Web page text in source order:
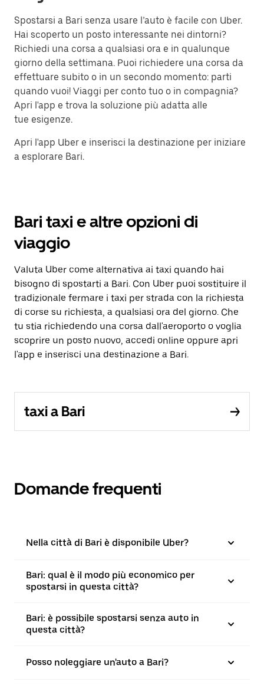
Spostarsi a Bari senza usare l’auto è facile con Uber.
Hai scoperto un posto interessante nei dintorni?
Richiedi una corsa a qualsiasi ora e in qualunque
giorno della settimana. Puoi richiedere una corsa da
effettuare subito o in un secondo momento: parti
quando vuoi! Viaggi per conto tuo o in compagnia?
Apri l'app e trova la soluzione più adatta alle
tue esigenze.
Apri l'app Uber e inserisci la destinazione per iniziare
a esplorare Bari.
Bari taxi e altre opzioni di
viaggio
Valuta Uber come alternativa ai taxi quando hai
bisogno di spostarti a Bari. Con Uber puoi sostituire il
tradizionale fermare i taxi per strada con la richiesta
di corse su richiesta, a qualsiasi ora del giorno. Che
tu stia richiedendo una corsa dall'aeroporto o voglia
scoprire un posto nuovo, accedi online oppure apri
l'app e inserisci una destinazione a Bari.
taxi a Bari
Domande frequenti
Nella città di Bari è disponibile Uber?
Bari: qual è il modo più economico per
spostarsi in questa città?
Bari: è possibile spostarsi senza auto in
questa città?
Posso noleggiare un'auto a Bari?